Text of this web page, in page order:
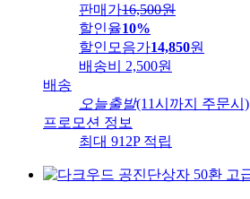
판매가16,500원
할인율10%
할인모음가14,850원
배송비
2,500원
배송
오늘출발(11시까지 주문시)
프로모션 정보
최대 912P 적립